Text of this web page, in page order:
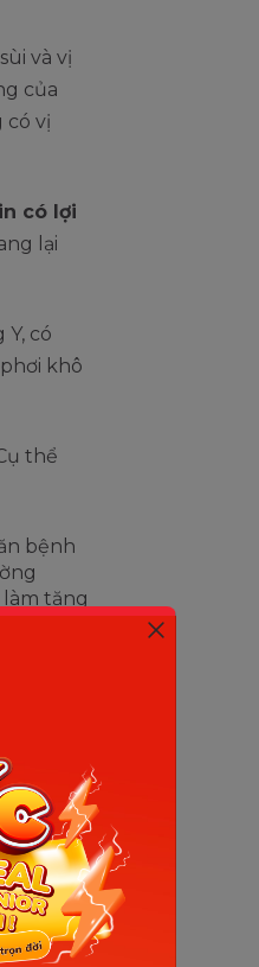
và vị
của
có vị
có lợi
lại
có
khô
thể
bệnh
tăng
ra,
có
bạn